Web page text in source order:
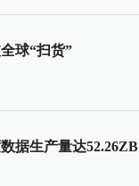
球“扫货”
据生产量达52.26ZB